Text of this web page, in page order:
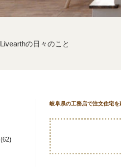
Livearthの日々のこと
岐阜県の工務店で注文住宅
(62)